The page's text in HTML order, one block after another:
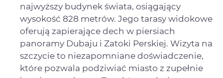
najwyższy budynek świata, osiągający
wysokość 828 metrów. Jego tarasy widokowe
oferują zapierające dech w piersiach
panoramy Dubaju i Zatoki Perskiej. Wizyta na
szczycie to niezapomniane doświadczenie,
które pozwala podziwiać miasto z zupełnie